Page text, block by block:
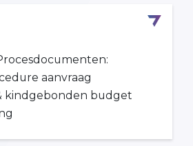
aanvraag
kindgebonden budget